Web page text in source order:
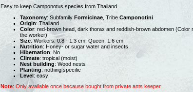
Easy to keep Camponotus species from Thailand.
Taxonomy: Subfamily Formicinae, Tribe Camponotini
Origin: Thailand
Color: red-brown head, dark thorax and reddish-brown abdomen (Color
the worker)
Size: Workers: 0.8 - 1.3 cm, Queen: 1.6 cm
Nutrition: Honey- or sugar water and insects
Hibernation: No
Climate: tropical (moist)
Nest building: Wood nests
Planting: nothing specific
Level: easy
Note: Only available once because bought from private ants keeper.